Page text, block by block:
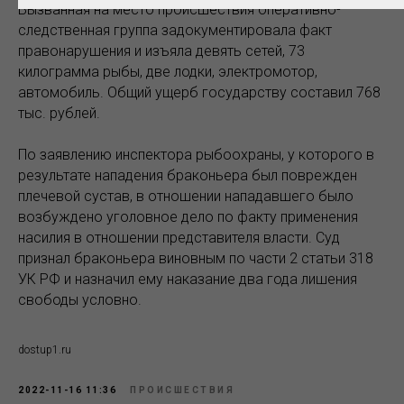
Вызванная на место происшествия оперативно-
следственная группа задокументировала факт
правонарушения и изъяла девять сетей, 73
килограмма рыбы, две лодки, электромотор,
автомобиль. Общий ущерб государству составил 768
тыс. рублей.
По заявлению инспектора рыбоохраны, у которого в
результате нападения браконьера был поврежден
плечевой сустав, в отношении нападавшего было
возбуждено уголовное дело по факту применения
насилия в отношении представителя власти. Суд
признал браконьера виновным по части 2 статьи 318
УК РФ и назначил ему наказание два года лишения
свободы условно.
dostup1.ru
2022-11-16 11:36 ПРОИСШЕСТВИЯ